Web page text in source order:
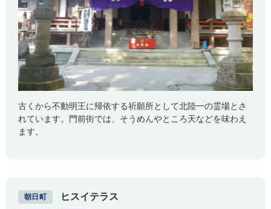
古くから不動明王に帰依する祈願所として北陸一の霊場とさ
れています。門前街では、そうめんやところ天などを味わえ
ます。
朝日町 ヒスイテラス